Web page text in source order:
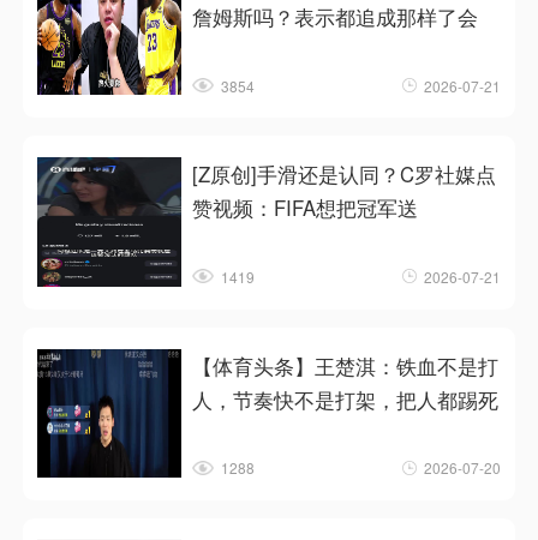
詹姆斯吗？表示都追成那样了会
3854 2026-07-21
[Z原创]手滑还是认同？C罗社媒点
赞视频：FIFA想把冠军送
1419 2026-07-21
【体育头条】王楚淇：铁血不是打
人，节奏快不是打架，把人都踢死
1288 2026-07-20